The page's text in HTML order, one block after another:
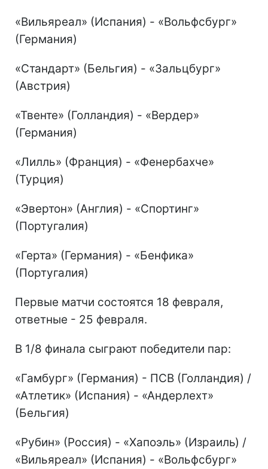
«Вильяреал» (Испания) - «Вольфсбург»
(Германия)
«Стандарт» (Бельгия) - «Зальцбург»
(Австрия)
«Твенте» (Голландия) - «Вердер»
(Германия)
«Лилль» (Франция) - «Фенербахче»
(Турция)
«Эвертон» (Англия) - «Спортинг»
(Португалия)
«Герта» (Германия) - «Бенфика»
(Португалия)
Первые матчи состоятся 18 февраля,
ответные - 25 февраля.
В 1/8 финала сыграют победители пар:
«Гамбург» (Германия) - ПСВ (Голландия) /
«Атлетик» (Испания) - «Андерлехт»
(Бельгия)
«Рубин» (Россия) - «Хапоэль» (Израиль) /
«Вильяреал» (Испания) - «Вольфсбург»